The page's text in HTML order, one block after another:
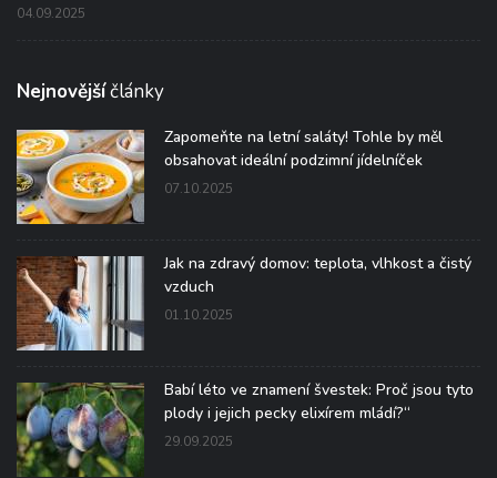
04.09.2025
Nejnovějšíčlánky
Zapomeňte na letní saláty! Tohle by měl
obsahovat ideální podzimní jídelníček
07.10.2025
Jak na zdravý domov: teplota, vlhkost a čistý
vzduch
01.10.2025
Babí léto ve znamení švestek: Proč jsou tyto
plody i jejich pecky elixírem mládí?“
29.09.2025